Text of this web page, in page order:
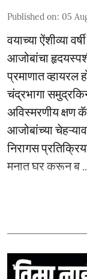
Published on: 05
वयाच्या ऐंशीव्या
आजोबांचा
प्रमाणात
चंद्रभागा
अविस्मरणीय क्षण
आजोबांच्या
निरागस
मनात घर करून ब